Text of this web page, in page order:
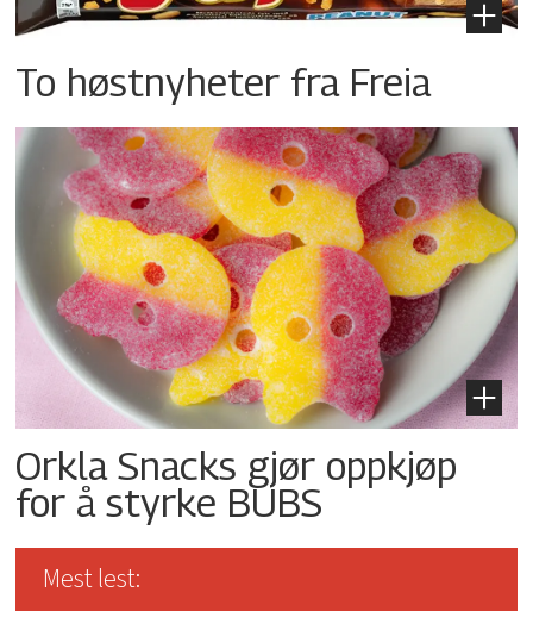
To høstnyheter fra Freia
Orkla Snacks gjør oppkjøp
for å styrke BUBS
Mest lest: